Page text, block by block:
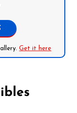
Get it here